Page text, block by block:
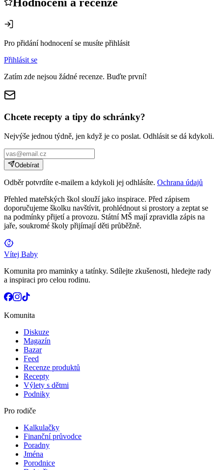
Pro přidání hodnocení se musíte přihlásit
Přihlásit se
Zatím zde nejsou žádné recenze. Buďte první!
Chcete recepty a tipy do schránky?
Nejvýše jednou týdně, jen když je co poslat. Odhlásit se dá kdykoli.
Odebírat
Odběr potvrdíte e-mailem a kdykoli jej odhlásíte. Ochrana údajů
Přehled mateřských škol slouží jako inspirace. Před zápisem
doporučujeme školku navštívit, prohlédnout si prostory a zeptat se
na podmínky přijetí a provozu. Státní MŠ mají zpravidla zápis na
jaře, soukromé školy přijímají děti průběžně.
Vítej Baby
Komunita pro maminky a tatínky. Sdílejte zkušenosti, hledejte rady
a inspiraci pro celou rodinu.
Komunita
Diskuze
Magazín
Bazar
Feed
Recenze produktů
Recepty
Výlety s dětmi
Podniky
Pro rodiče
Kalkulačky
Finanční průvodce
Poradny
Jména
Porodnice